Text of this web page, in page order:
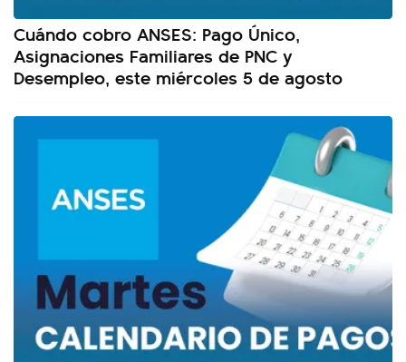
Cuándo cobro ANSES: Pago Único,
Asignaciones Familiares de PNC y
Desempleo, este miércoles 5 de agosto